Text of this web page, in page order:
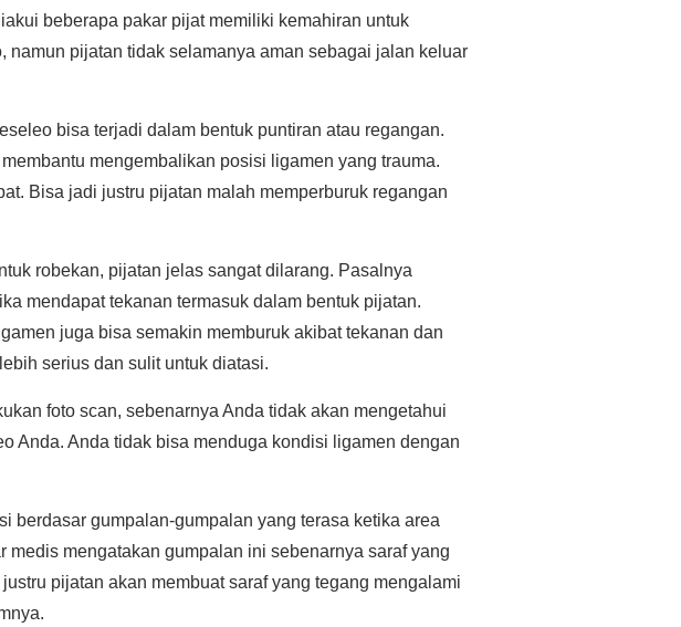
beberapa pakar pijat memiliki kemahiran untuk
namun pijatan tidak selamanya aman sebagai jalan keluar
bisa terjadi dalam bentuk puntiran atau regangan.
mengembalikan posisi ligamen yang trauma.
Bisa jadi justru pijatan malah memperburuk regangan
robekan, pijatan jelas sangat dilarang. Pasalnya
mendapat tekanan termasuk dalam bentuk pijatan.
juga bisa semakin memburuk akibat tekanan dan
serius dan sulit untuk diatasi.
foto scan, sebenarnya Anda tidak akan mengetahui
Anda. Anda tidak bisa menduga kondisi ligamen dengan
berdasar gumpalan-gumpalan yang terasa ketika area
medis mengatakan gumpalan ini sebenarnya saraf yang
pijatan akan membuat saraf yang tegang mengalami